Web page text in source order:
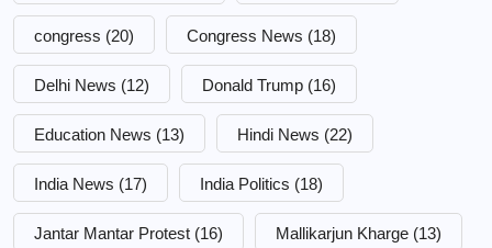
congress (20) Congress News (18)
Delhi News (12) Donald Trump (16)
Education News (13) Hindi News (22)
India News (17) India Politics (18)
Jantar Mantar Protest (16) Mallikarjun Kharge (13)